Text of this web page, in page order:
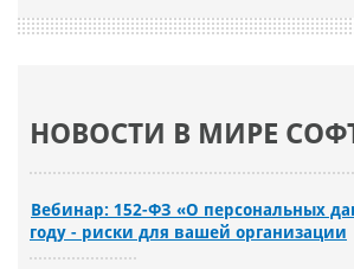
НОВОСТИ В МИРЕ
Вебинар: 152-ФЗ «О персональных
году - риски для вашей организации